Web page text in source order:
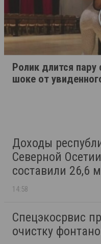
Ролик длится
шоке от
Доходы
Северной
составили 26,6
14:58
Спецэкосрвис
очистку